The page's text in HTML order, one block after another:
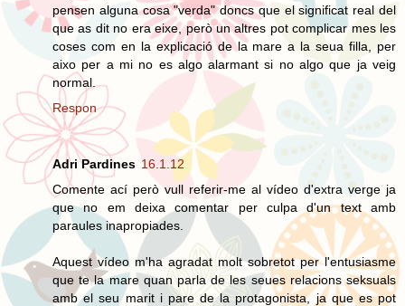
pensen alguna cosa "verda" doncs que el significat real del
que as dit no era eixe, però un altres pot complicar mes les
coses com en la explicació de la mare a la seua filla, per
aixo per a mi no es algo alarmant si no algo que ja veig
normal.
Respon
Adri Pardines 16.1.12
Comente ací però vull referir-me al vídeo d'extra verge ja
que no em deixa comentar per culpa d'un text amb
paraules inapropiades.
Aquest vídeo m'ha agradat molt sobretot per l'entusiasme
que te la mare quan parla de les seues relacions seksuals
amb el seu marit i pare de la protagonista, ja que es pot